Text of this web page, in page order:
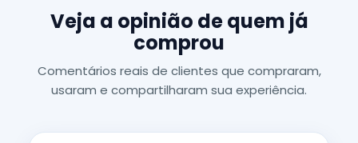
Veja a opinião de quem já
comprou
Comentários reais de clientes que compraram,
usaram e compartilharam sua experiência.